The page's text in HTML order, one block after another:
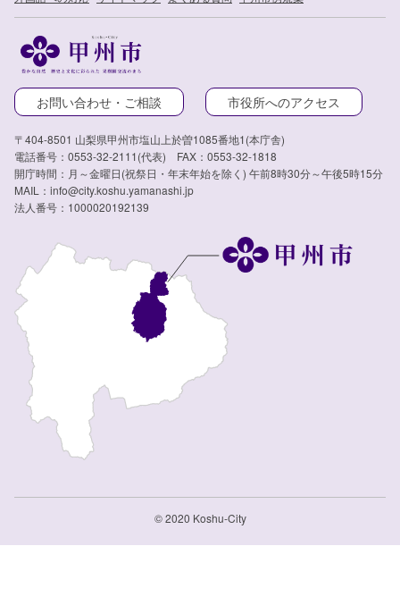
お問い合わせ・ご相談 市役所へのアクセス
〒404-8501 山梨県甲州市塩山上於曽1085番地1(本庁舎)
電話番号：0553-32-2111(代表) FAX：0553-32-1818
開庁時間：月～金曜日(祝祭日・年末年始を除く) 午前8時30分～午後5時15分
MAIL：info@city.koshu.yamanashi.jp
法人番号：1000020192139
© 2020 Koshu-City